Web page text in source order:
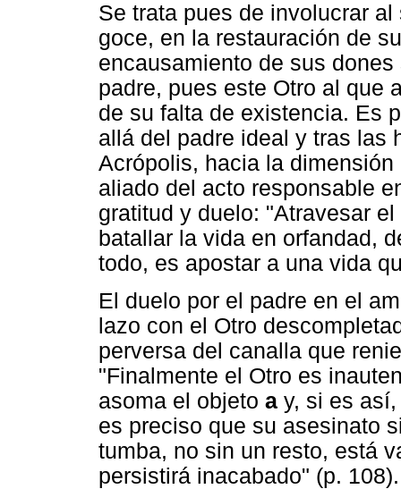
Se trata pues de involucrar
goce, en la restauración de
encausamiento de sus
padre, pues este Otro al que
de su falta de existencia. Es
allá del padre ideal y tras las
Acrópolis, hacia la
aliado del acto responsable
gratitud y duelo: "Atravesar
batallar la vida en orfandad,
todo, es apostar a una vida
El duelo por el padre en el
lazo con el Otro
perversa del canalla que
"Finalmente el Otro es
asoma el objeto a y, si es
es preciso que su asesinato
tumba, no sin un resto, está
persistirá inacabado" (p. 108).